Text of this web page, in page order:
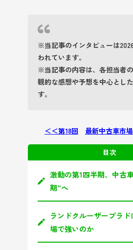
※当記事のインタビューは
われています。
※当記事の内容は、各担当者
観的な感想や予想を中心とし
す。
＜＜第18回 最新中古車市場
目次
激動の第1四半期、中古
期”へ
ランドクルーザープラ
場で強いのか